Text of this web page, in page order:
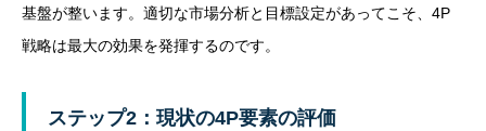
基盤が整います。適切な市場分析と目標設定があってこそ、4P
戦略は最大の効果を発揮するのです。
ステップ2：現状の4P要素の評価